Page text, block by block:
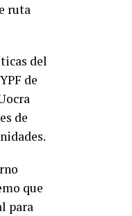
ruta
del
de
de
que
para